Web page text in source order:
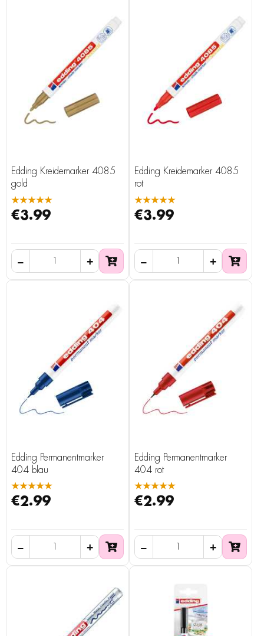
Edding Kreidemarker 4085
gold
★★★★★
€3.99
Edding Kreidemarker 4085
rot
★★★★★
€3.99
Edding Permanentmarker
404 blau
★★★★★
€2.99
Edding Permanentmarker
404 rot
★★★★★
€2.99